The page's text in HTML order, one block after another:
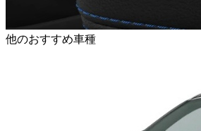
他のおすすめ車種